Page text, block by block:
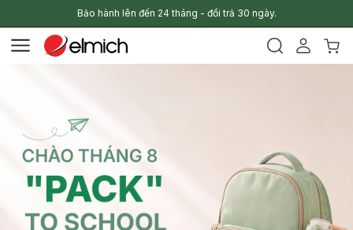
Bảo hành lên đến 24 tháng - đổi trả 30 ngày.